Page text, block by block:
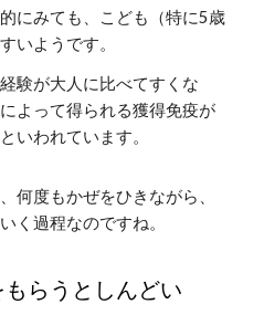
にみても、こども（特に5歳
いようです。
験が大人に比べてすくな
よって得られる獲得免疫が
いわれています。
何度もかぜをひきながら、
く過程なのですね。
らうとしんどい